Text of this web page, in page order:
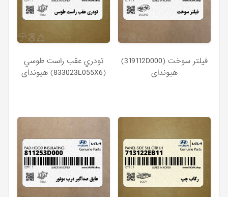
فيلتر سوخت (319112D000)
هیوندای
تودري عقب راست طوسي
(833023L055X6) هیوندای